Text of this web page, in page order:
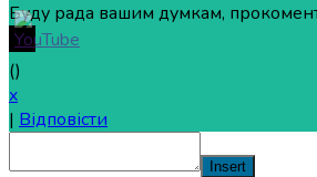
Буду рада вашим думкам,
()
x
| Відповісти
Insert